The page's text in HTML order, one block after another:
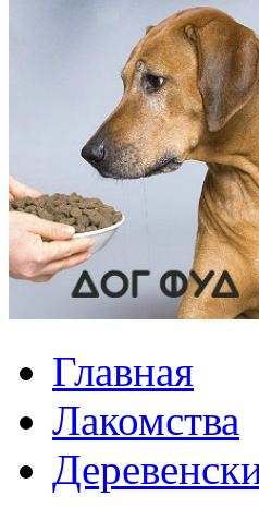
Главная
Лакомства